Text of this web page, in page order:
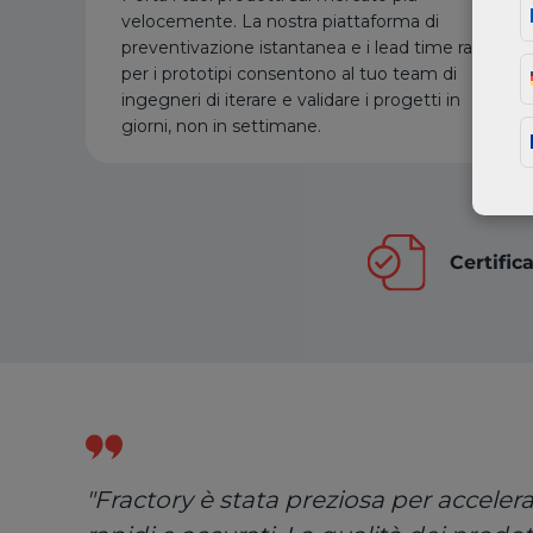
velocemente. La nostra piattaforma di
preventivazione istantanea e i lead time rapidi
per i prototipi consentono al tuo team di
ingegneri di iterare e validare i progetti in
giorni, non in settimane.
"Fractory è stata preziosa per